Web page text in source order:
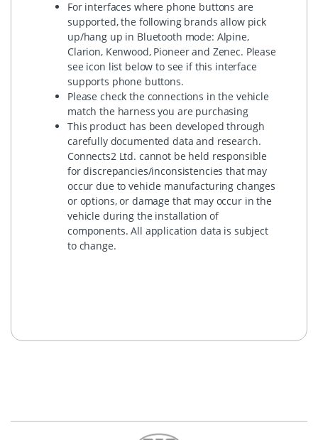
For interfaces where phone buttons are
supported, the following brands allow pick
up/hang up in Bluetooth mode: Alpine,
Clarion, Kenwood, Pioneer and Zenec. Please
see icon list below to see if this interface
supports phone buttons.
Please check the connections in the vehicle
match the harness you are purchasing
This product has been developed through
carefully documented data and research.
Connects2 Ltd. cannot be held responsible
for discrepancies/inconsistencies that may
occur due to vehicle manufacturing changes
or options, or damage that may occur in the
vehicle during the installation of
components. All application data is subject
to change.